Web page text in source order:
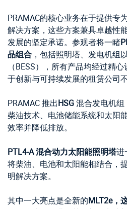
PRAMAC的核心业务在于提供专
解决方案，这些方案兼具卓越性
发展的坚定承诺。参观者将一睹
品组合 ，包括照明塔、发电机组
（BESS），所有产品均经过精
于创新与可持续发展的租赁公司
PRAMAC 推出HSG混合发电机
柴油技术、电池储能系统和太阳
效率并降低排放。
PTL4-A 混合动力太阳能照明塔进
将柴油、电池和太阳能相结合，
明解决方案。
其中一大亮点是全新的MLT2e，